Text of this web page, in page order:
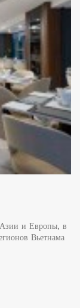
Азии и Европы, в
Вьетнама